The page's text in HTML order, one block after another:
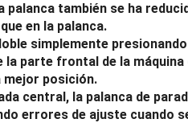
también se ha
en la palanca.
simplemente
la parte frontal de la
mejor posición.
central, la palanca de
errores de ajuste cuando